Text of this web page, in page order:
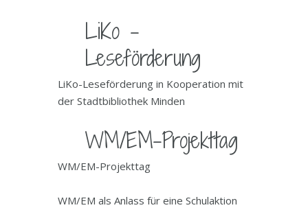
LiKo -
Leseförderung
LiKo-Leseförderung in Kooperation mit
der Stadtbibliothek Minden
WM/EM-Projekttag
WM/EM-Projekttag
WM/EM als Anlass für eine Schulaktion